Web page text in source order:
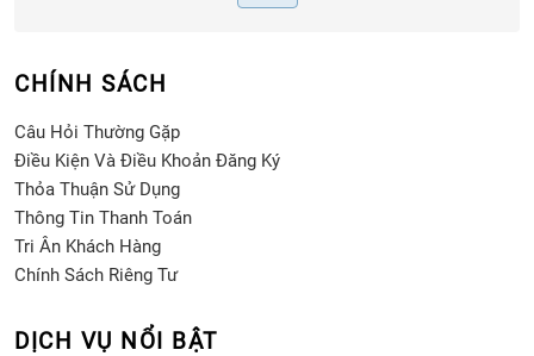
CHÍNH SÁCH
Câu Hỏi Thường Gặp
Điều Kiện Và Điều Khoản Đăng Ký
Thỏa Thuận Sử Dụng
Thông Tin Thanh Toán
Tri Ân Khách Hàng
Chính Sách Riêng Tư
DỊCH VỤ NỔI BẬT